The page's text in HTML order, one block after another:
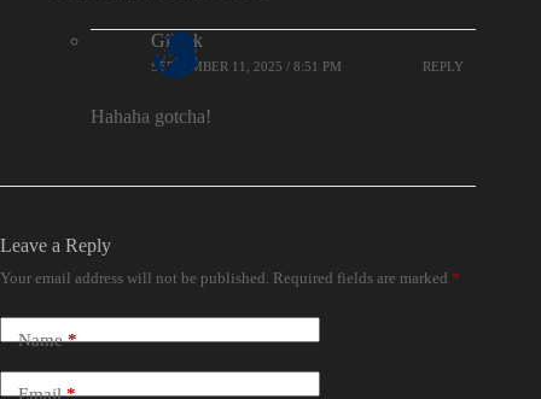
Gilank
SEPTEMBER 11, 2025 / 8:51 PM REPLY
Hahaha gotcha!
Leave a Reply
Your email address will not be published. Required fields are marked *
Name*
Email*